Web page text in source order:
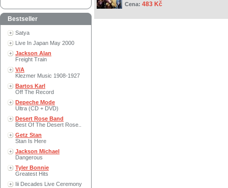
Bestseller
Satya
Live In Japan May 2000
Jackson Alan
Freight Train
V/A
Klezmer Music 1908-1927
Bartos Karl
Off The Record
Depeche Mode
Ultra (CD + DVD)
Desert Rose Band
Best Of The Desert Rose..
Getz Stan
Stan Is Here
Jackson Michael
Dangerous
Tyler Bonnie
Greatest Hits
Iii Decades Live Ceremony
Cena: 483 Kč